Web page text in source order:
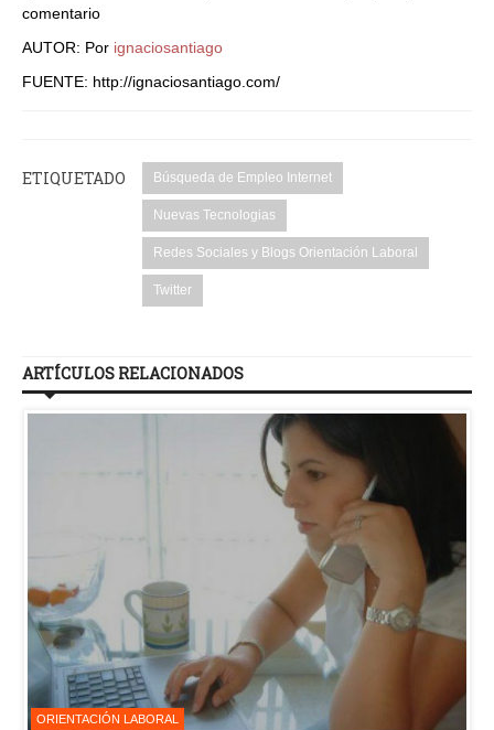
comentario
AUTOR: Por ignaciosantiago
FUENTE: http://ignaciosantiago.com/
ETIQUETADO Búsqueda de Empleo Internet
Nuevas Tecnologias
Redes Sociales y Blogs Orientación Laboral
Twitter
ARTÍCULOS RELACIONADOS
ORIENTACIÓN LABORAL